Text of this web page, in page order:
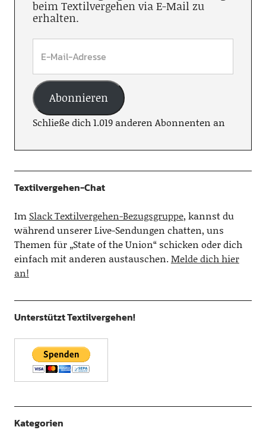
beim Textilvergehen via E-Mail zu
erhalten.
Abonnieren
Schließe dich 1.019 anderen Abonnenten an
Textilvergehen-Chat
Im Slack Textilvergehen-Bezugsgruppe, kannst du
während unserer Live-Sendungen chatten, uns
Themen für „State of the Union“ schicken oder dich
einfach mit anderen austauschen.Melde dich hier
an!
Unterstützt Textilvergehen!
Kategorien